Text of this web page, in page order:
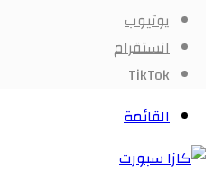
يوتيوب
انستقرام
‫TikTok
القائمة